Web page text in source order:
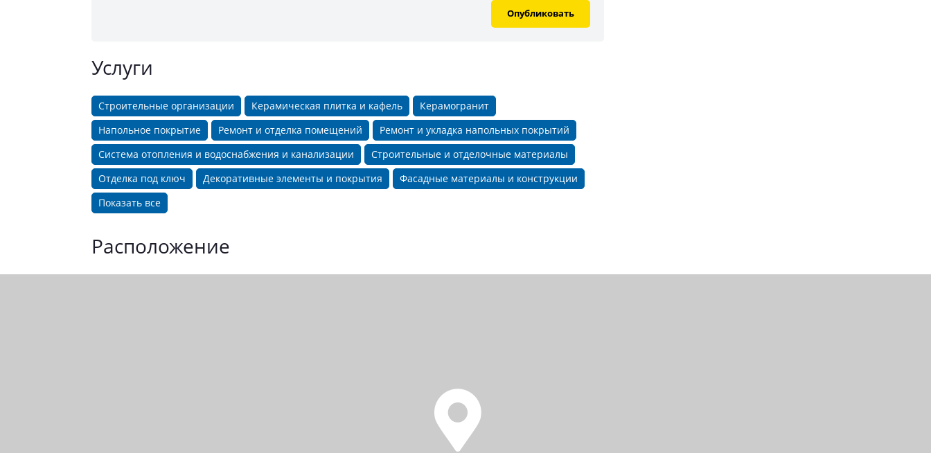
Опубликовать
Услуги
Строительные организации Керамическая плитка и кафель Керамогранит
Напольное покрытие Ремонт и отделка помещений Ремонт и укладка напольных покрытий
Система отопления и водоснабжения и канализации Строительные и отделочные материалы
Отделка под ключ Декоративные элементы и покрытия Фасадные материалы и конструкции
Показать все
Расположение